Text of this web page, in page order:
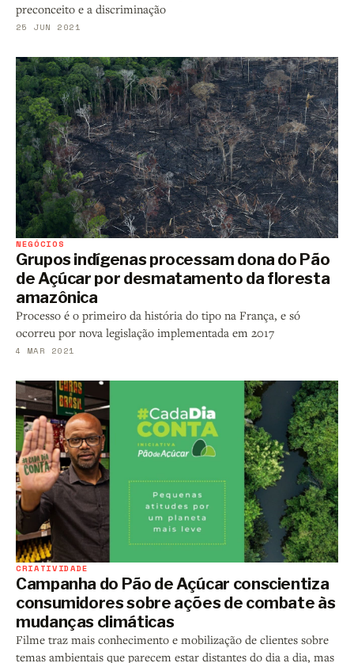
preconceito e a discriminação
25 JUN 2021
NEGÓCIOS
Grupos indígenas processam dona do Pão
de Açúcar por desmatamento da floresta
amazônica
Processo é o primeiro da história do tipo na França, e só
ocorreu por nova legislação implementada em 2017
4 MAR 2021
CRIATIVIDADE
Campanha do Pão de Açúcar conscientiza
consumidores sobre ações de combate às
mudanças climáticas
Filme traz mais conhecimento e mobilização de clientes sobre
temas ambientais que parecem estar distantes do dia a dia, mas